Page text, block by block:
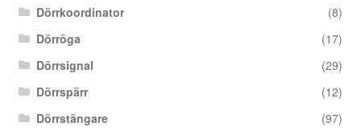
Dörrkoordinator
(8)
Dörröga
(17)
Dörrsignal
(29)
Dörrspärr
(12)
Dörrstängare
(97)